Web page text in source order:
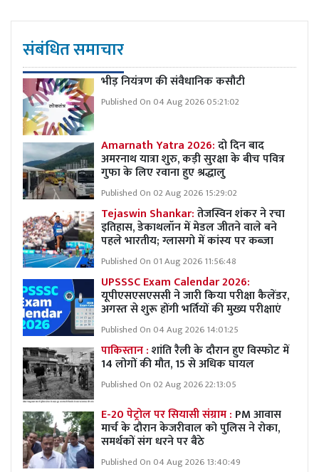
संबंधित समाचार
भीड़ नियंत्रण की संवैधानिक कसौटी
Published On 04 Aug 2026 05:21:02
Amarnath Yatra 2026:दो दिन बाद
अमरनाथ यात्रा शुरु, कड़ी सुरक्षा के बीच पवित्र
गुफा के लिए रवाना हुए श्रद्धालु
Published On 02 Aug 2026 15:29:02
Tejaswin Shankar:तेजस्विन शंकर ने रचा
इतिहास, डेकाथलॉन में मेडल जीतने वाले बने
पहले भारतीय; ग्लासगो में कांस्य पर कब्जा
Published On 01 Aug 2026 11:56:48
UPSSSC Exam Calendar 2026:
यूपीएसएसएससी ने जारी किया परीक्षा कैलेंडर,
अगस्त से शुरू होंगी भर्तियों की मुख्य परीक्षाएं
Published On 04 Aug 2026 14:01:25
पाकिस्तान :शांति रैली के दौरान हुए विस्फोट में
14 लोगों की मौत, 15 से अधिक घायल
Published On 02 Aug 2026 22:13:05
E-20 पेट्रोल पर सियासी संग्राम : PM आवास
मार्च के दौरान केजरीवाल को पुलिस ने रोका,
समर्थकों संग धरने पर बैठे
Published On 04 Aug 2026 13:40:49